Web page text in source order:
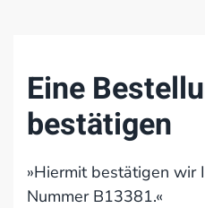
Eine
bestätigen
»Hiermit bestätigen wir
Nummer B13381.«